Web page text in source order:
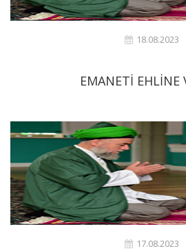
18.08.2023
EMANETİ EHLİNE
17.08.2023